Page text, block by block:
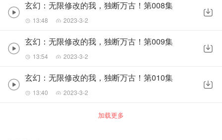
玄幻：无限修改的我，独断万古！第008集
13:48 2023-3-2
玄幻：无限修改的我，独断万古！第009集
13:54 2023-3-2
玄幻：无限修改的我，独断万古！第010集
13:40 2023-3-2
加载更多